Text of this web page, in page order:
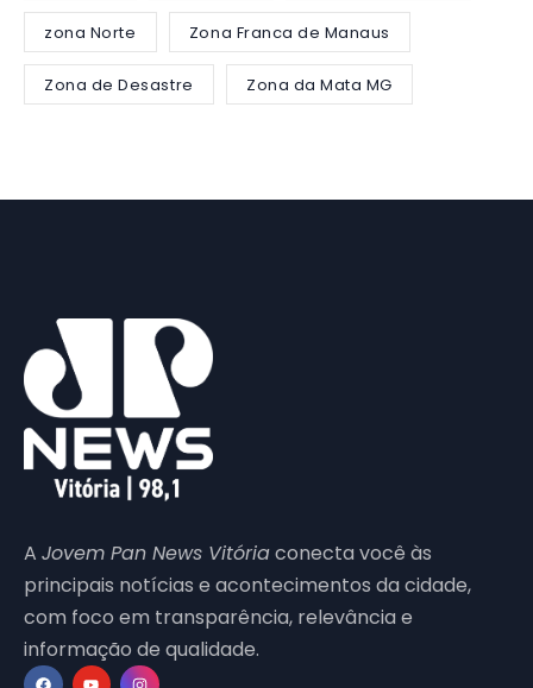
zona Norte Zona Franca de Manaus
Zona de Desastre Zona da Mata MG
A Jovem Pan News Vitóriaconecta você às
principais notícias e acontecimentos da cidade,
com foco em transparência, relevância e
informação de qualidade.